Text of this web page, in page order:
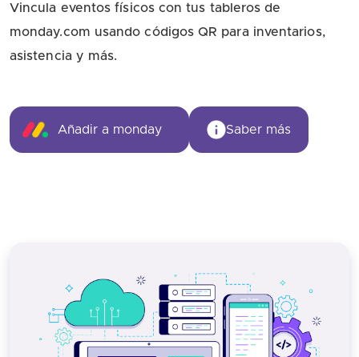
Vincula eventos físicos con tus tableros de
monday.com usando códigos QR para inventarios,
asistencia y más.
Añadir a monday Saber más